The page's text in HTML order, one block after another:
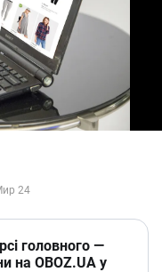
головного —
на OBOZ.UA у